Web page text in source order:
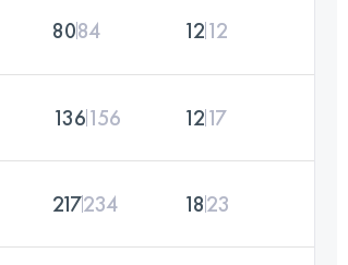
8084 1212
136156 1217
217234 1823